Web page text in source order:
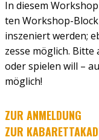
In die­sem
ten Work­shop-
insze­niert wer­den;
zes­se mög­lich. Bit­te
oder spie­len will –
mög­lich!
ZUR ANMELDUNG
ZUR